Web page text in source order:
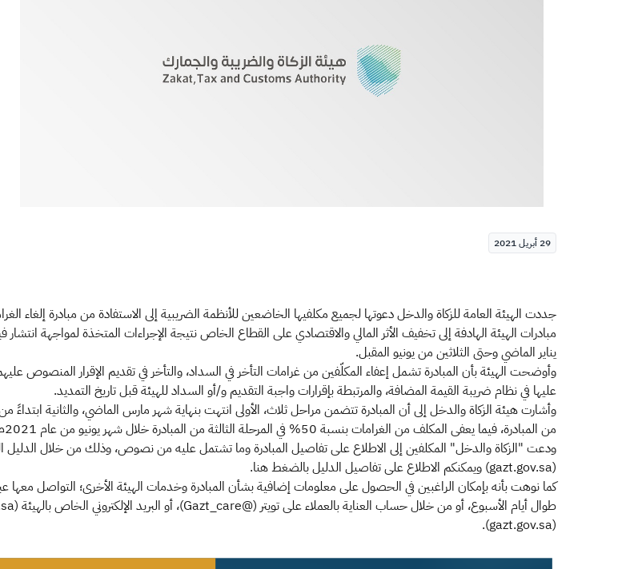
29 أبريل 2021
جددت الهيئة العامة للزكاة والدخل دعوتها لجميع مكلفيها الخاضعين للأنظمة الضريبية إلى الاستفادة من مبادرة إلغاء
يناير الماضي وحتى الثلاثين من يونيو المقبل.
وأوضحت الهيئة بأن المبادرة تشمل إعفاء المكلّفين من غرامات التأخر في السداد، والتأخر في تقديم الإقرار المنصوص
عليها في نظام ضريبة القيمة المضافة، والمرتبطة بإقرارات واجبة التقديم و/أو السداد للهيئة قبل تاريخ التمديد.
من المبادرة، فيما يعفى المكلف من الغرامات بنسبة 50% في المرحلة الثالثة من المبادرة خلال شهر يونيو من عام 2021م.
ودعت "الزكاة والدخل" المكلفين إلى الاطلاع على تفاصيل المبادرة وما تشتمل عليه من نصوص، وذلك من خلال الدليل
(gazt.gov.sa) ويمكنكم الاطلاع على تفاصيل الدليل بالضغط هنا.
(gazt.gov.sa).